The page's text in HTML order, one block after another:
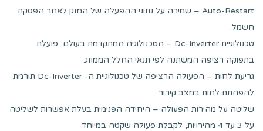
Auto-Restart – שמירה על נתוני ההפעלה של המזגן לאחר הפסקת
חשמל.
טכנולוגיית Dc-Inverter – הטכנולוגיה המתקדמת בעולם, פועלת
בתפוקה רציפה המשתנה לפי תנאי החלל הממוזג.
גריעת לחות – הפעולה הרציפה של טכנולוגיית ה- Dc-Inverter תורמת
להפחתת לחות במצב קירור
שליטה על מהירות הפעולה – היחידה הפנימית בעלת אפשרות לשליטה
על 3 עד 4 מהירויות, לקבלת פעולה שקטה במיוחד